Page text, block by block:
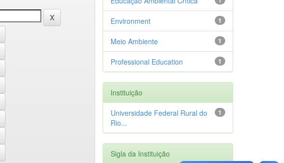
1
Environment
1
Meio Ambiente
1
Professional Education
Instituição
1
Universidade Federal Rural do
Rio...
Sigla da Instituição